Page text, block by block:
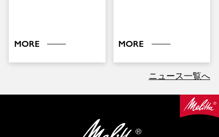
MORE MORE
ニュース一覧へ